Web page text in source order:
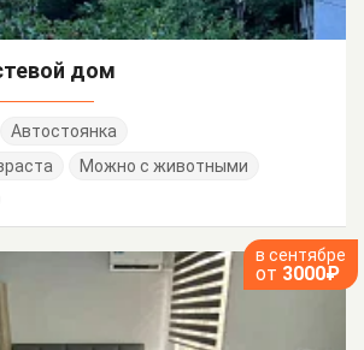
дом
Автостоянка
Можно с животными
в сентябре
от 3000₽